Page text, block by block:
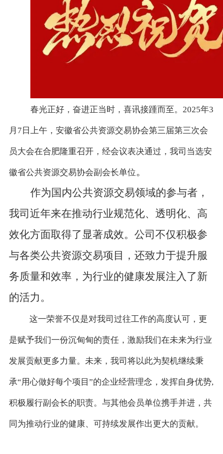
春光正好，奋进正当时，喜讯接踵而至。 2025年3
月 7 日上午，安徽省公共资源交易协会第三届第三次会
员大会在合肥隆重召开，经会议表决通过，我司当选安
徽省公共资源交易协会副会长单位。
作为国内公共资源交易领域的参与者，
我司 近年来在推动行业规范化、透明化、高
效化方面取得了显著成效。公司不仅积极参
与各类公共资源交易项目，还致力于提升服
务质量和效率，为行业的健康发展注入了新
的活力。
这一荣誉不仅是对我司过往工作的高度认可，更
是赋予我们一份沉甸甸的责任，激励我们在未来为行业
发展贡献更多力量。未来，我司将以此为契机继续秉
承“用心做好每个项目”的企业经营理念，发挥自身优势,
积极履行副会长的职责。与其他会员单位携手并进，共
同为推动行业的健康、可持续发展作出更大的贡献。